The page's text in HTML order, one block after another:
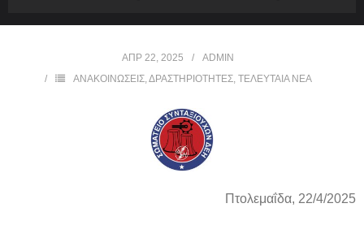
ΑΠΡ 22, 2025
ADMIN
ΑΝΑΚΟΙΝΩΣΕΙΣ,ΔΡΑΣΤΗΡΙΟΤΗΤΕΣ, ΤΕΛΕΥΤΑΙΑ ΝΕΑ
Πτολεμαΐδα, 22/4/2025